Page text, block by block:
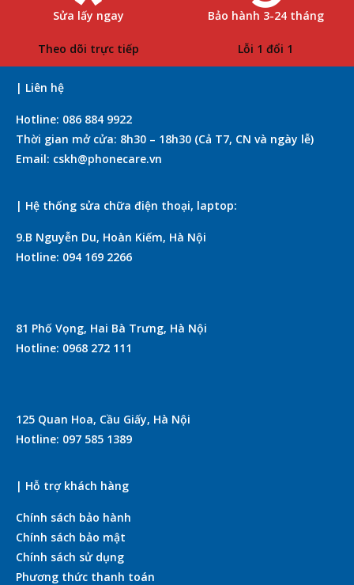
Sửa lấy ngay
Theo dõi trực tiếp
Bảo hành 3-24 tháng
Lỗi 1 đổi 1
| Liên hệ
Hotline: 086 884 9922
Thời gian mở cửa: 8h30 – 18h30 (Cả T7, CN và ngày lễ)
Email: cskh@phonecare.vn
| Hệ thống sửa chữa điện thoại, laptop:
9.B Nguyễn Du, Hoàn Kiếm, Hà Nội
Hotline: 094 169 2266
81 Phố Vọng, Hai Bà Trưng, Hà Nội
Hotline: 0968 272 111
125 Quan Hoa, Cầu Giấy, Hà Nội
Hotline: 097 585 1389
| Hỗ trợ khách hàng
Chính sách bảo hành
Chính sách bảo mật
Chính sách sử dụng
Phương thức thanh toán